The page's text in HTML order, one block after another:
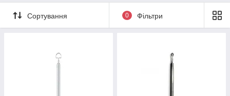
Сортування 0 Фільтри